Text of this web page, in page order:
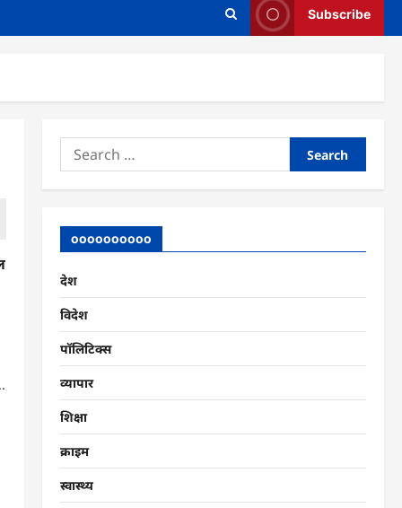
Subscribe
Search
for:
oooooooooo
देश
विदेश
पॉलिटिक्स
व्यापार
शिक्षा
क्राइम
स्वास्थ्य